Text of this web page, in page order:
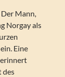
Der Mann,
Norgay als
Eine
erinnert
des